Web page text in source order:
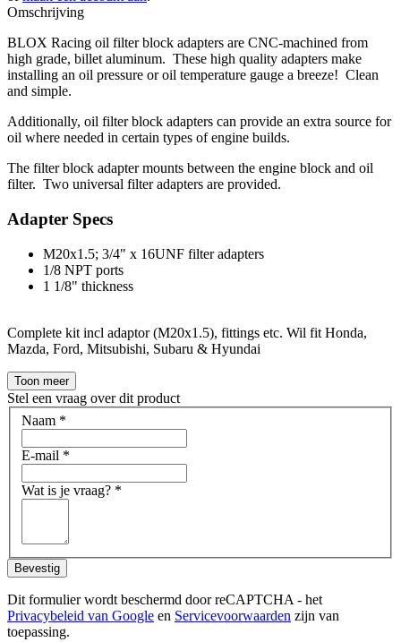
Omschrijving
BLOX Racing oil filter block adapters are CNC-machined from
high grade, billet aluminum. These high quality adapters make
installing an oil pressure or oil temperature gauge a breeze! Clean
and simple.
Additionally, oil filter block adapters can provide an extra source for
oil where needed in certain types of engine builds.
The filter block adapter mounts between the engine block and oil
filter. Two universal filter adapters are provided.
Adapter Specs
M20x1.5; 3/4" x 16UNF filter adapters
1/8 NPT ports
1 1/8" thickness
Complete kit incl adaptor (M20x1.5), fittings etc. Wil fit Honda,
Mazda, Ford, Mitsubishi, Subaru & Hyundai
Toon meer
Stel een vraag over dit product
Naam *
E-mail *
Wat is je vraag? *
Bevestig
Dit formulier wordt beschermd door reCAPTCHA - het
Privacybeleid van Google en Servicevoorwaarden zijn van
toepassing.